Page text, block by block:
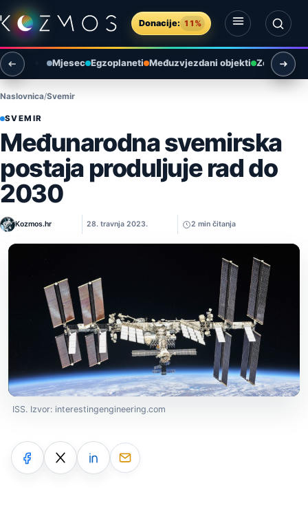
Preskoči na sadržaj
Donacije: 11%
Otvori izbornik
Otvori pretragu
Mjesec Egzoplaneti Međuzvjezdani objekti Zemlja i
Naslovnica Svemir
SVEMIR
Međunarodna svemirska
postaja produljuje rad do
2030
Kozmos.hr 28. travnja 2023. 2 min čitanja
ISS. Izvor: interestingengineering.com